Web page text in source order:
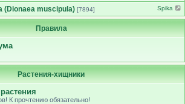
(Dionaea muscipula)[7894] Spika
Правила
Растения-хищники
К прочтению обязательно!